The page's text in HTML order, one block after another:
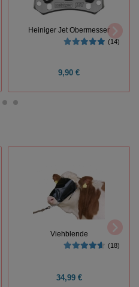
Heiniger Jet Obermesser
(14)
9,90 €
Viehblende
(18)
34,99 €